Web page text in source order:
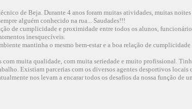
de Beja. Durante 4 anos foram muitas atividades, muitas noites
alguém conhecido na rua... Saudades!!!
de cumplicidade e proximidade entre todos os alunos,
inesquecíveis.
mantinha o mesmo bem-estar e a boa relação de
com muita qualidade, com muita seriedade e muito profissional.
Existiam parcerias com os diversos agentes desportivos locais
nos levam a encarar todos os desafios da nossa função de